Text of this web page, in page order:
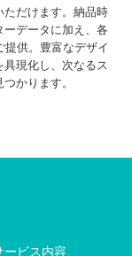
ただけます。納品時
データに加え、各
供。豊富なデザイ
現化し、次なるス
かります。
ービス内容